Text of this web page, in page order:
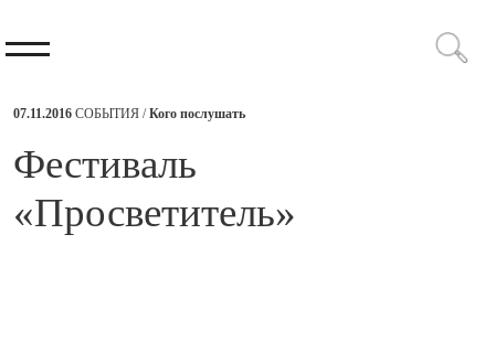
07.11.2016 СОБЫТИЯ /Кого послушать
​Фестиваль
«Просветитель»